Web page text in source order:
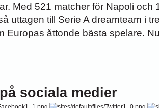
Med 521 matcher för Napoli och
uttagen till Serie A dreamteam i
Europas åttonde bästa spelare.
sociala medier